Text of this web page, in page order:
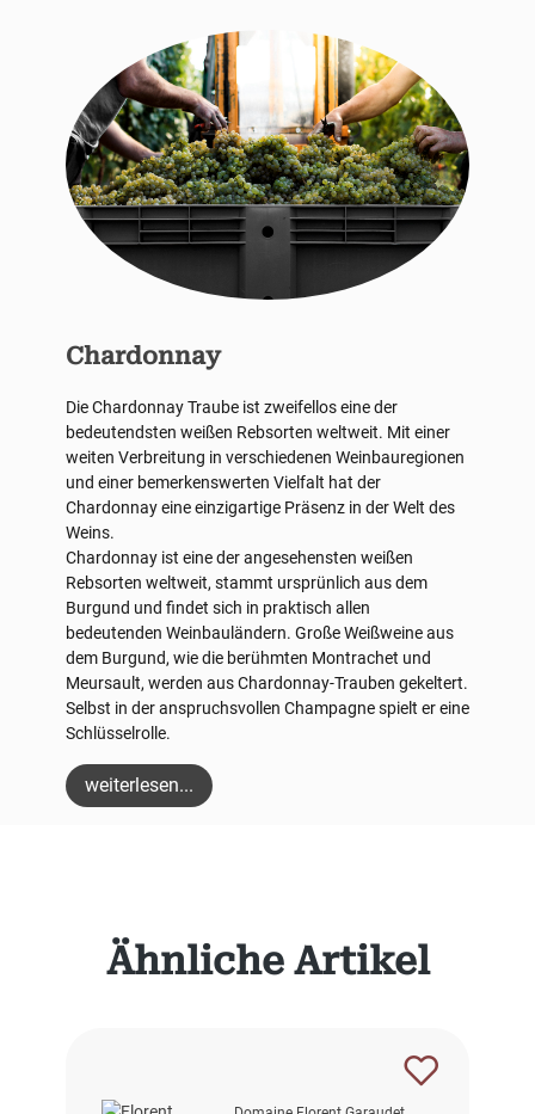
Produktgalerie überspringen
Ähnliche Artikel
Chardonnay
Die Chardonnay Traube ist zweifellos eine der
bedeutendsten weißen Rebsorten weltweit. Mit einer
weiten Verbreitung in verschiedenen Weinbauregionen
und einer bemerkenswerten Vielfalt hat der
Chardonnay eine einzigartige Präsenz in der Welt des
Weins.
Chardonnay ist eine der angesehensten weißen
Rebsorten weltweit, stammt ursprünlich aus dem
Burgund und findet sich in praktisch allen
bedeutenden Weinbauländern. Große Weißweine aus
dem Burgund, wie die berühmten Montrachet und
Meursault, werden aus Chardonnay-Trauben gekeltert.
Selbst in der anspruchsvollen Champagne spielt er eine
Schlüsselrolle.
weiterlesen...